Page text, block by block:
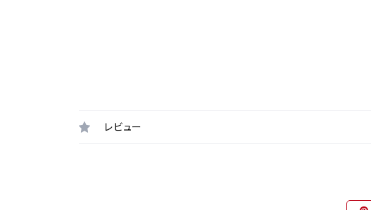
レビュー